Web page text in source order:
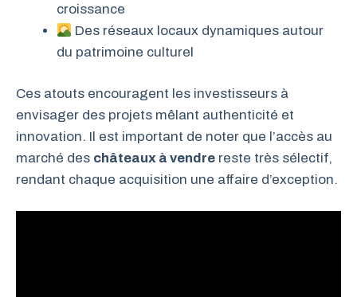
croissance
Des réseaux locaux dynamiques autour
du patrimoine culturel
Ces atouts encouragent les investisseurs à
envisager des projets mêlant authenticité et
innovation. Il est important de noter que l’accès au
marché des châteaux à vendre reste très sélectif,
rendant chaque acquisition une affaire d’exception.